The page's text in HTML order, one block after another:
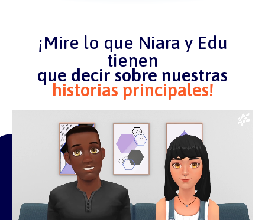
¡Mire lo que Niara y Edu
tienen
que decir sobre nuestras
historias principales!